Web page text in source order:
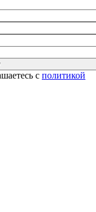
с политикой